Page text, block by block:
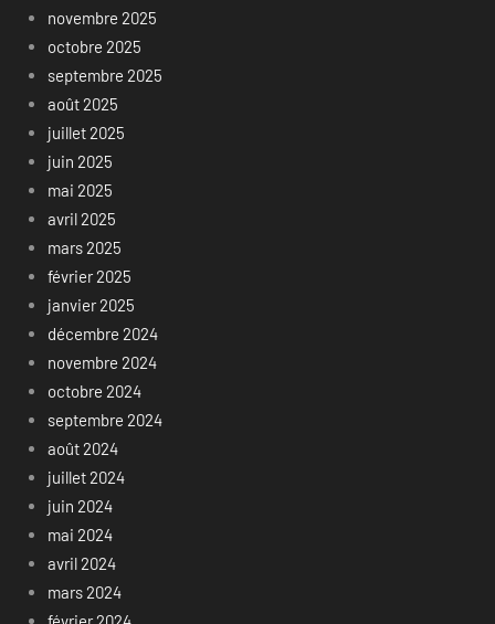
novembre 2025
octobre 2025
septembre 2025
août 2025
juillet 2025
juin 2025
mai 2025
avril 2025
mars 2025
février 2025
janvier 2025
décembre 2024
novembre 2024
octobre 2024
septembre 2024
août 2024
juillet 2024
juin 2024
mai 2024
avril 2024
mars 2024